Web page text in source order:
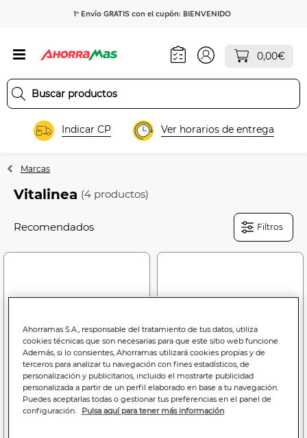
1º Envío GRATIS con el cupón: BIENVENIDO
0,00€
Indicar CP Ver horarios de entrega
Marcas
Vitalinea (4 productos)
Filtros
Ahorramas S.A., responsable del tratamiento de tus datos, utiliza
cookies técnicas que son necesarias para que este sitio web funcione.
Además, si lo consientes, Ahorramas utilizará cookies propias y de
terceros para analizar tu navegación con fines estadísticos, de
personalización y publicitarios, incluido el mostrarte publicidad
personalizada a partir de un perfil elaborado en base a tu navegación.
Puedes aceptarlas todas o gestionar tus preferencias en el panel de
configuración.
Pulsa aquí para tener más información